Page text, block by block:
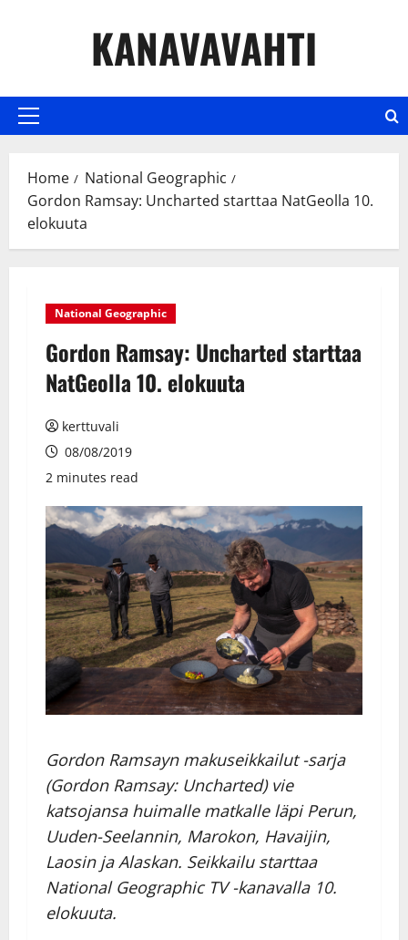
KANAVAVAHTI
Primary
Home
National Geographic
Gordon Ramsay: Uncharted starttaa NatGeolla 10.
elokuuta
National Geographic
Gordon Ramsay: Uncharted starttaa
NatGeolla 10. elokuuta
kerttuvali
08/08/2019
2 minutes read
Gordon Ramsayn makuseikkailut -sarja
(Gordon Ramsay: Uncharted) vie
katsojansa huimalle matkalle läpi Perun,
Uuden-Seelannin, Marokon, Havaijin,
Laosin ja Alaskan. Seikkailu starttaa
National Geographic TV -kanavalla 10.
elokuuta.